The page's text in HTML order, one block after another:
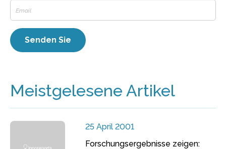
Meistgelesene Artikel
25 April 2001
Forschungsergebnisse zeigen: